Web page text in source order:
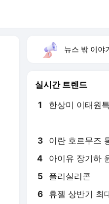
뉴스 밖 이야기,
실시간 트렌드
1 한상미 이태원
3 이란 호르무즈
4 아이유 장기하
5 폴리실리콘
6 휴젤 상반기 최